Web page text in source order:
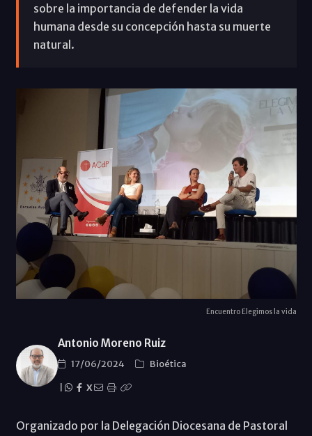
sobre la importancia de defender la vida
humana desde su concepción hasta su muerte
natural.
Encuentro Elegimos la vida
Antonio Moreno Ruiz
17/06/2024
Bioética
X
Organizado por la Delegación Diocesana de Pastoral